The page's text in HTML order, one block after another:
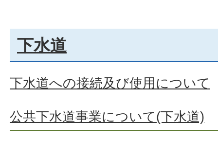
下水道
下水道への接続及び使用について
公共下水道事業について(下水道)